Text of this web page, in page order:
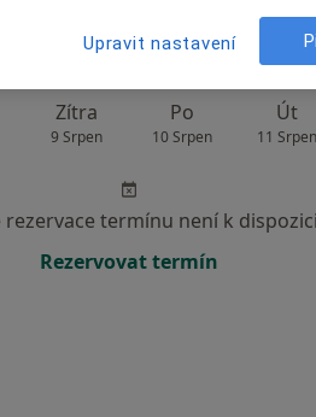
Zítra
9 Srpen
Po
10 Srpen
Út
11 Srpen
rezervace termínu není k dispozici
Rezervovat termín
Upravit nastavení